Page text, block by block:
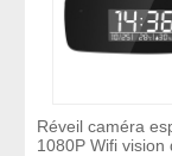
Réveil caméra
1080P Wifi vision